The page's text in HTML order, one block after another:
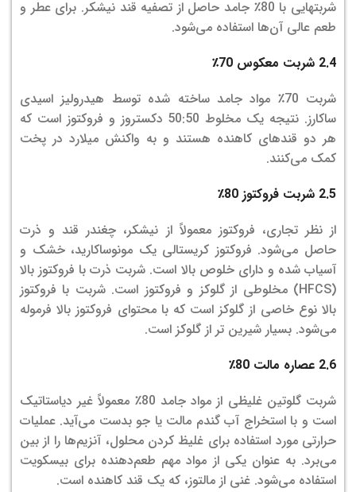
شربتهایی با 80٪ جامد حاصل از تصفیه قند نیشکر. برای عطر و
طعم عالی آن‌ها استفاده می‌شود.
2.4 شربت معکوس 70٪
شربت 70٪ مواد جامد ساخته شده توسط هیدرولیز اسیدی
ساکارز. نتیجه یک مخلوط 50:50 دکستروز و فروکتوز است که
هر دو قندهای کاهنده هستند و به واکنش میلارد در پخت
کمک می‌کنند.
2.5 شربت فروکتوز 80٪
از نظر تجاری، فروکتوز معمولاً از نیشکر، چغندر قند و ذرت
حاصل می‌شود. فروکتوز کریستالی یک مونوساکارید، خشک و
آسیاب شده و دارای خلوص بالا است. شربت ذرت با فروکتوز بالا
(HFCS) مخلوطی از گلوکز و فروکتوز است. شربت با فروکتوز
بالا نوع خاصی از گلوکز است که با محتوای فروکتوز بالا فرموله
می‌شود. بسیار شیرین تر از گلوکز است.
2.6 عصاره مالت 80٪
شربت گلوتین غلیظی از مواد جامد 80٪ معمولاً غیر دیاستاتیک
است و با استخراج آب گندم مالت یا جو بدست می‌آید. عملیات
حرارتی مورد استفاده برای غلیظ کردن محلول، آنزیم‌ها را از بین
می‌برد. به عنوان یکی از مواد مهم طعم‌دهنده برای بیسکویت
استفاده می‌شود. غنی از مالتوز، که یک قند کاهنده است.